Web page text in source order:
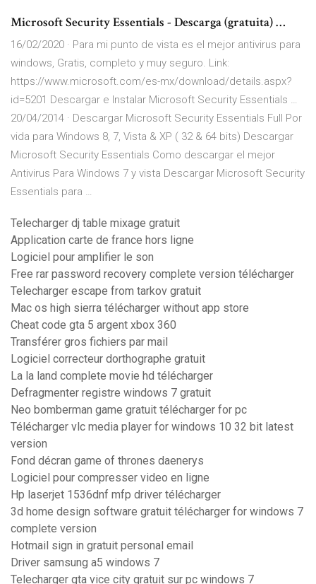
Microsoft Security Essentials - Descarga (gratuita) …
16/02/2020 · Para mi punto de vista es el mejor antivirus para
windows, Gratis, completo y muy seguro. Link:
https://www.microsoft.com/es-mx/download/details.aspx?
id=5201 Descargar e Instalar Microsoft Security Essentials …
20/04/2014 · Descargar Microsoft Security Essentials Full Por
vida para Windows 8, 7, Vista & XP ( 32 & 64 bits) Descargar
Microsoft Security Essentials Como descargar el mejor
Antivirus Para Windows 7 y vista Descargar Microsoft Security
Essentials para …
Telecharger dj table mixage gratuit
Application carte de france hors ligne
Logiciel pour amplifier le son
Free rar password recovery complete version télécharger
Telecharger escape from tarkov gratuit
Mac os high sierra télécharger without app store
Cheat code gta 5 argent xbox 360
Transférer gros fichiers par mail
Logiciel correcteur dorthographe gratuit
La la land complete movie hd télécharger
Defragmenter registre windows 7 gratuit
Neo bomberman game gratuit télécharger for pc
Télécharger vlc media player for windows 10 32 bit latest
version
Fond décran game of thrones daenerys
Logiciel pour compresser video en ligne
Hp laserjet 1536dnf mfp driver télécharger
3d home design software gratuit télécharger for windows 7
complete version
Hotmail sign in gratuit personal email
Driver samsung a5 windows 7
Telecharger gta vice city gratuit sur pc windows 7